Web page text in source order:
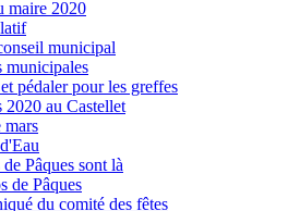
2020
municipal
municipales
pédaler pour les greffes
2020 au Castellet
mars
Pâques sont là
de Pâques
du comité des fêtes